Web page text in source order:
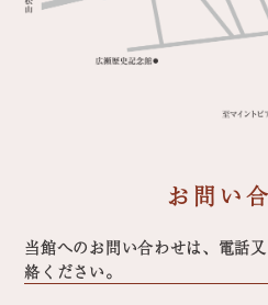
お問い
当館へのお問い合わせは、電話
絡ください。